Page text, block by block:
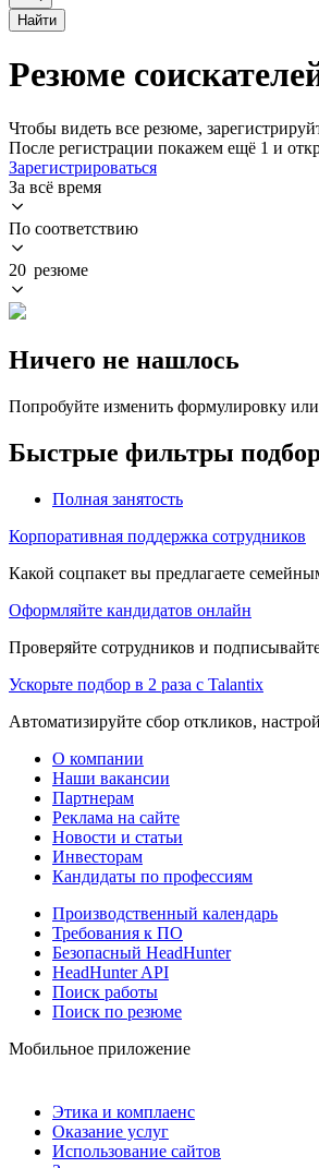
Найти
Резюме
Чтобы видеть все резюме,
После регистрации покажем ещё 1 и
Зарегистрироваться
За всё время
По соответствию
20 резюме
Ничего не нашлось
Попробуйте изменить формулировку
Быстрые фильтры
Полная занятость
Корпоративная поддержка сотрудников
Какой соцпакет вы предлагаете
Оформляйте кандидатов онлайн
Проверяйте сотрудников и
Ускорьте подбор в 2 раза с Talantix
Автоматизируйте сбор откликов,
О компании
Наши вакансии
Партнерам
Реклама на сайте
Новости и статьи
Инвесторам
Кандидаты по профессиям
Производственный календарь
Требования к ПО
Безопасный HeadHunter
HeadHunter API
Поиск работы
Поиск по резюме
Мобильное приложение
Этика и комплаенс
Оказание услуг
Использование сайтов